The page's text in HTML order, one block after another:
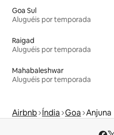
Goa Sul
Aluguéis por temporada
Raigad
Aluguéis por temporada
Mahabaleshwar
Aluguéis por temporada
Airbnb Índia Goa Anjuna